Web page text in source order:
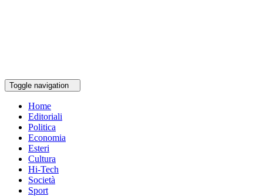
Toggle navigation
Home
Editoriali
Politica
Economia
Esteri
Cultura
Hi-Tech
Società
Sport